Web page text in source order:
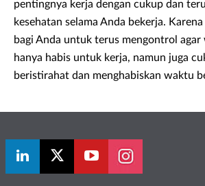
pentingnya kerja dengan cukup dan
kesehatan selama Anda bekerja.
bagi Anda untuk terus mengontrol
hanya habis untuk kerja, namun juga
beristirahat dan menghabiskan waktu